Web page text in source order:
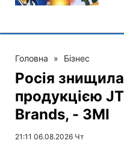
Головна » Бізнес
Росія
продукцією
Brands, - ЗМІ
21:11 06.08.2026 Чт